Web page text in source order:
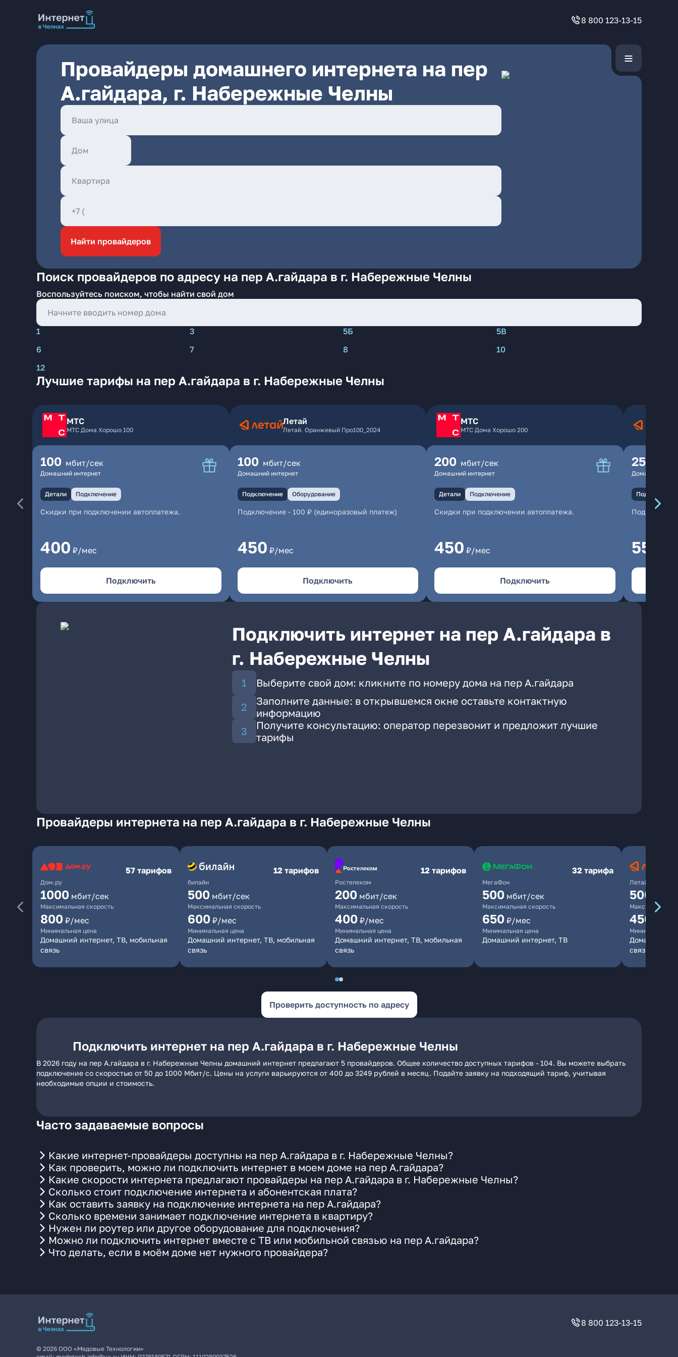
8 800 123-13-15
Провайдеры домашнего интернета на пер
А.гайдара, г. Набережные Челны
Найти провайдеров
Поиск провайдеров по адресу на пер А.гайдара в г. Набережные Челны
Воспользуйтесь поиском, чтобы найти свой дом
1 3 5Б
5В
6
7 8
10
12
Лучшие тарифы на пер А.гайдара в г. Набережные Челны
МТС
МТС Дома Хорошо 100
100 мбит/сек
Домашний интернет
Детали Подключение
Скидки при подключении автоплатежа.
400 ₽/мес
Подключить
Летай
Летай. Оранжевый Про100_2024
100 мбит/сек
Домашний интернет
Подключение Оборудование
Подключение- 100 ₽ (единоразовый платеж)
450 ₽/мес
Подключить
МТС
МТС Дома Хорошо 200
200 мбит/сек
Домашний интернет
Детали Подключение
Скидки при подключении автоплатежа.
450 ₽/мес
Подключить
250
Домашний
Подключение
550
Подключить интернет на пер А.гайдара в
г. Набережные Челны
Выберите свой дом: кликните по номеру дома на пер А.гайдара
Заполните данные: в открывшемся окне оставьте контактную
информацию
Получите консультацию: оператор перезвонит и предложит лучшие
тарифы
Провайдеры интернета на пер А.гайдара в г. Набережные Челны
Дом.ру
57 тарифов
1000 мбит/сек
Максимальная скорость
800 ₽/мес
Минимальная цена
Домашний интернет, ТВ, мобильная
связь
билайн
12 тарифов
500 мбит/сек
Максимальная скорость
600 ₽/мес
Минимальная цена
Домашний интернет, ТВ, мобильная
связь
Ростелеком
12 тарифов
200 мбит/сек
Максимальная скорость
400 ₽/мес
Минимальная цена
Домашний интернет, ТВ, мобильная
связь
МегаФон
32 тарифа
500 мбит/сек
Максимальная скорость
650 ₽/мес
Минимальная цена
Домашний интернет, ТВ
Летай
500
Максимальная
450
Минимальная
Домашний
связь
Проверить доступность по адресу
Подключить интернет на пер А.гайдара в г. Набережные Челны
В 2026 году на пер А.гайдара в г. Набережные Челны домашний интернет предлагают 5 провайдеров. Общее количество доступных тарифов - 104. Вы можете выбрать
подключение со скоростью от 50 до 1000 Мбит/с. Цены на услуги варьируются от 400 до 3249 рублей в месяц. Подайте заявку на подходящий тариф, учитывая
необходимые опции и стоимость.
Часто задаваемые вопросы
Какие интернет-провайдеры доступны на пер А.гайдара в г. Набережные Челны?
Как проверить, можно ли подключить интернет в моем доме на пер А.гайдара?
Какие скорости интернета предлагают провайдеры на пер А.гайдара в г. Набережные Челны?
Сколько стоит подключение интернета и абонентская плата?
Как оставить заявку на подключение интернета на пер А.гайдара?
Сколько времени занимает подключение интернета в квартиру?
Нужен ли роутер или другое оборудование для подключения?
Можно ли подключить интернет вместе с ТВ или мобильной связью на пер А.гайдара?
Что делать, если в моём доме нет нужного провайдера?
8 800 123-13-15
© 2026 ООО «Медовые Технологии»